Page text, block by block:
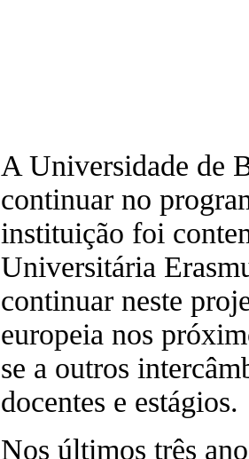
A Universidade de
continuar no
instituição foi
Universitária
continuar neste
europeia nos
se a outros
docentes e estágios.
Nos últimos três